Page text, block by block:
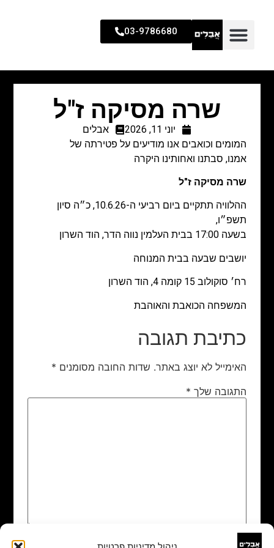
03-9786680
שרה מסיקה ז"ל
יוני 11, 2026
אבלים
המומים וכואבים אנו מודיעים על פטירתה של
אמנו, סבתנו ואחותינו היקרה
שרה מסיקה ז"ל
ההלוויה תתקיים ביום רביעי ה-10.6.26, כ״ה סיון
תשפ״ו,
בשעה 17:00 בבית העלמין נווה הדר, הוד השרון
יושבים שבעה בבית המנוחה
רח׳ סוקולוב 15 קומה 4, הוד השרון
המשפחה הכואבת והאוהבת
כתיבת תגובה
האימייל לא יוצג באתר. שדות החובה מסומנים *
התגובה שלך *